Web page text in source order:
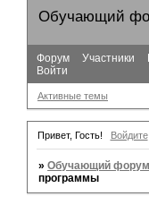
Обучающий
Форум Участники
Войти
Активные темы
Привет, Гость! Войдите
»Обучающий форум
программы